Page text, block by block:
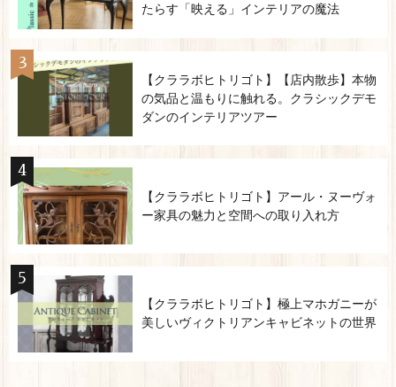
たらす「映える」インテリアの魔法
【クララボヒトリゴト】【店内散歩】本物
の気品と温もりに触れる。クラシックデモ
ダンのインテリアツアー
【クララボヒトリゴト】アール・ヌーヴォ
ー家具の魅力と空間への取り入れ方
【クララボヒトリゴト】極上マホガニーが
美しいヴィクトリアンキャビネットの世界